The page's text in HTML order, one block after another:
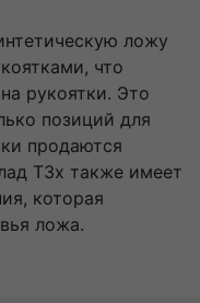
ложу
что
рукоятки. Это
позиций для
продаются
T3x также имеет
которая
ложа.